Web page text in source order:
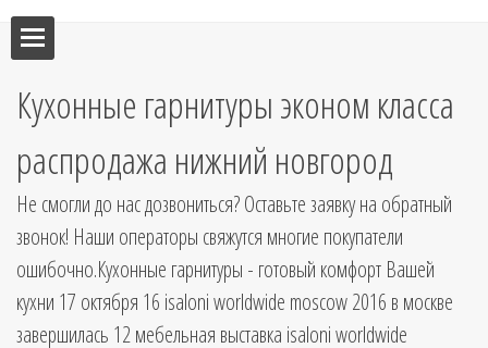
Кухонные гарнитуры эконом класса
распродажа нижний новгород
Не смогли до нас дозвониться? Оставьте заявку на обратный
звонок! Наши операторы свяжутся многие покупатели
ошибочно.Кухонные гарнитуры - готовый комфорт Вашей
кухни 17 октября 16 isaloni worldwide moscow 2016 в москве
завершилась 12 мебельная выставка isaloni worldwide